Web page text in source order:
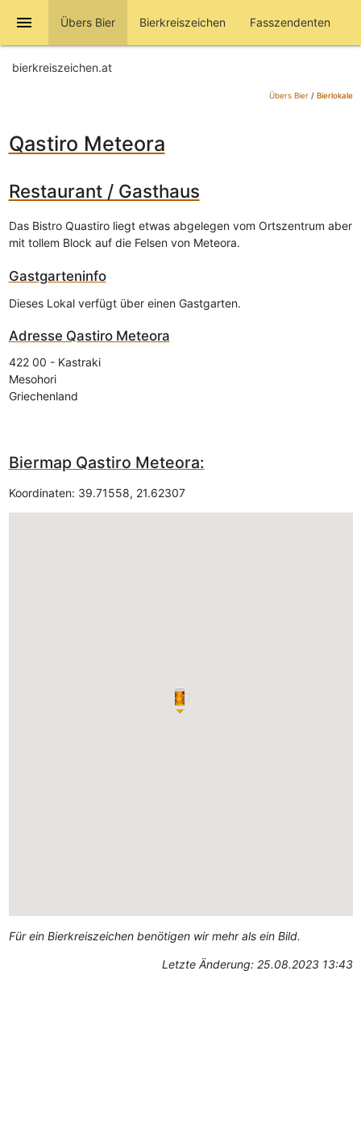
menu Übers Bier Bierkreiszeichen Fasszendenten
bierkreiszeichen.at
Übers Bier/ Bierlokale
Qastiro Meteora
Restaurant / Gasthaus
Das Bistro Quastiro liegt etwas abgelegen vom Ortszentrum aber
mit tollem Block auf die Felsen von Meteora.
Gastgarteninfo
Dieses Lokal verfügt über einen Gastgarten.
Adresse Qastiro Meteora
422 00 - Kastraki
Mesohori
Griechenland
Biermap Qastiro Meteora:
Koordinaten: 39.71558, 21.62307
Für ein Bierkreiszeichen benötigen wir mehr als ein Bild.
Letzte Änderung: 25.08.2023 13:43